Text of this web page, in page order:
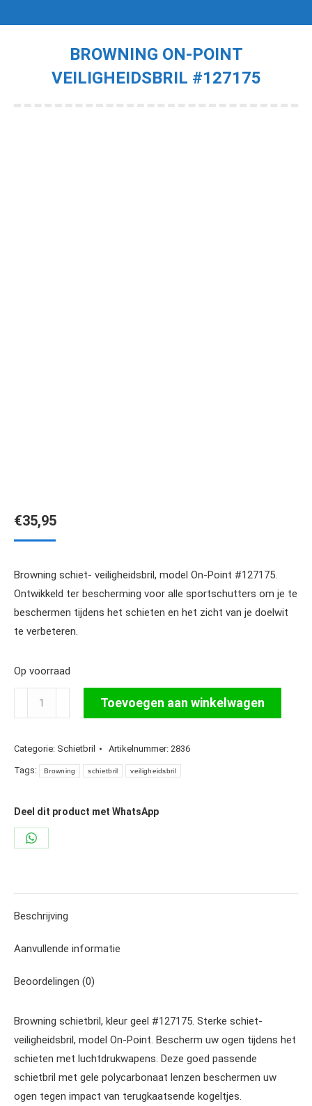
BROWNING ON-POINT
VEILIGHEIDSBRIL #127175
€35,95
Browning schiet- veiligheidsbril, model On-Point #127175.
Ontwikkeld ter bescherming voor alle sportschutters om je te
beschermen tijdens het schieten en het zicht van je doelwit
te verbeteren.
Op voorraad
Browning
On-
Veiligheidsbril
#127175
Toevoegen aan winkelwagen
Categorie: Schietbril Artikelnummer: 2836
Tags: Browning schietbril veiligheidsbril
Deel dit product met WhatsApp
Share
Beschrijving
Aanvullende informatie
Beoordelingen (0)
Browning schietbril, kleur geel #127175. Sterke schiet-
veiligheidsbril, model On-Point. Bescherm uw ogen tijdens het
schieten met luchtdrukwapens. Deze goed passende
schietbril met gele polycarbonaat lenzen beschermen uw
ogen tegen impact van terugkaatsende kogeltjes.